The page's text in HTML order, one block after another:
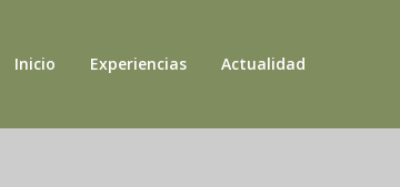
Inicio Experiencias Actualidad